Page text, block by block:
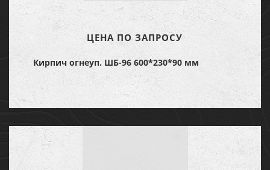
ЦЕНА ПО ЗАПРОСУ
Кирпич огнеуп. ШБ-96 600*230*90 мм